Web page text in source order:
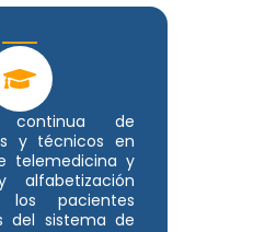
continua de
y técnicos en
telemedicina y
alfabetización
pacientes
del sistema de